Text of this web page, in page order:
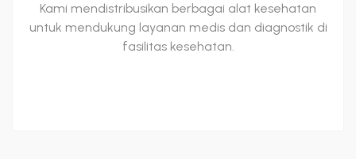
Kami mendistribusikan berbagai alat kesehatan
untuk mendukung layanan medis dan diagnostik di
fasilitas kesehatan.